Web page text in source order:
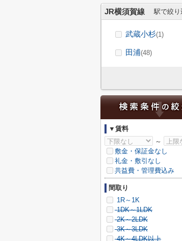
JR横須賀線 駅で絞り
武蔵小杉(1)
田浦(48)
▼賃料
～
敷金・保証金なし
礼金・敷引なし
共益費・管理費込み
間取り
1R～1K
1DK～1LDK
2K～2LDK
3K～3LDK
4K～4LDK以上